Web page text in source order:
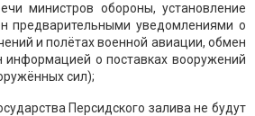
министров обороны, установление
предварительными уведомлениями о
и полётах военной авиации, обмен
о поставках вооружений
сил);
Персидского залива не будут